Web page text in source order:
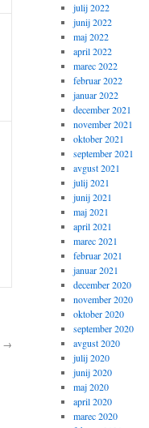
→
julij 2022
junij 2022
maj 2022
april 2022
marec 2022
februar 2022
januar 2022
december 2021
november 2021
oktober 2021
september 2021
avgust 2021
julij 2021
junij 2021
maj 2021
april 2021
marec 2021
februar 2021
januar 2021
december 2020
november 2020
oktober 2020
september 2020
avgust 2020
julij 2020
junij 2020
maj 2020
april 2020
marec 2020